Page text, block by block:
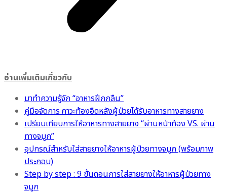
อ่านเพิ่มเติมเกี่ยวกับ
มาทำความรู้จัก “อาหารฝึกกลืน”
คู่มือจัดการ ภาวะท้องอืดหลังผู้ป่วยได้รับอาหารทางสายยาง
เปรียบเทียบการให้อาหารทางสายยาง “ผ่านหน้าท้อง VS. ผ่าน
ทางจมูก”
อุปกรณ์สำหรับใส่สายยางให้อาหารผู้ป่วยทางจมูก (พร้อมภาพ
ประกอบ)
Step by step : 9 ขั้นตอนการใส่สายยางให้อาหารผู้ป่วยทาง
จมูก